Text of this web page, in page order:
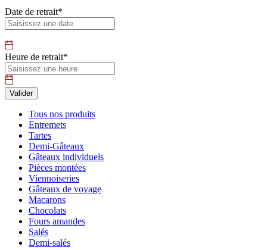
Date de retrait*
Heure de retrait*
Tous nos produits
Entremets
Tartes
Demi-Gâteaux
Gâteaux individuels
Pièces montées
Viennoiseries
Gâteaux de voyage
Macarons
Chocolats
Fours amandes
Salés
Demi-salés